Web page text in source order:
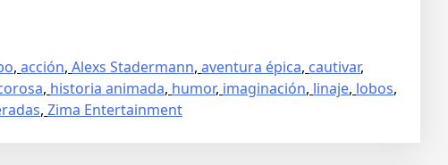
, acción, Alexs Stadermann, aventura épica, cautivar,
, historia animada, humor, imaginación, linaje, lobos,
, Zima Entertainment